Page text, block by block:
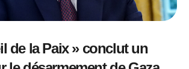
de la Paix » conclut un